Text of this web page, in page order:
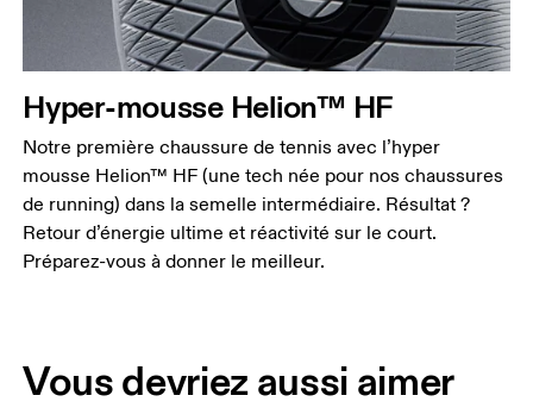
Hyper-mousse Helion™ HF
Notre première chaussure de tennis avec l’hyper
mousse Helion™ HF (une tech née pour nos chaussures
de running) dans la semelle intermédiaire. Résultat ?
Retour d’énergie ultime et réactivité sur le court.
Préparez-vous à donner le meilleur.
Vous devriez aussi aimer